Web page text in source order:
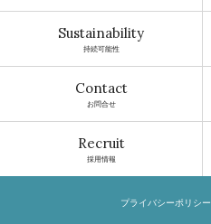
Sustainability
持続可能性
Contact
お問合せ
Recruit
採用情報
プライバシーポリシー